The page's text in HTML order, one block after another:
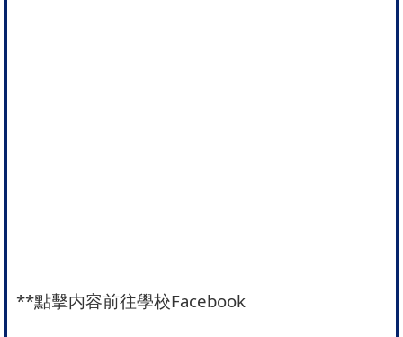
**點擊内容前往學校Facebook